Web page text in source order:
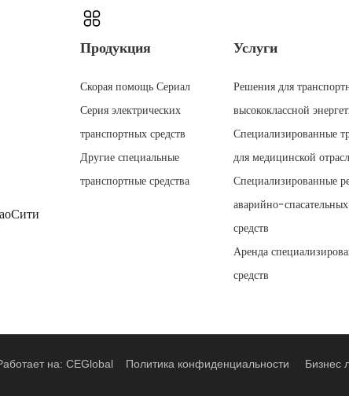
Продукция
Скорая помощь Сериал
Серия электрических
транспортных средств
Другие специальные
транспортные средства
Услуги
Решения для
высококлассной
Специализированные
для медицинской
Специализированные
аварийно-
средств
Аренда
средств
на: CEGlobal Политика конфиденциальности Бизнес